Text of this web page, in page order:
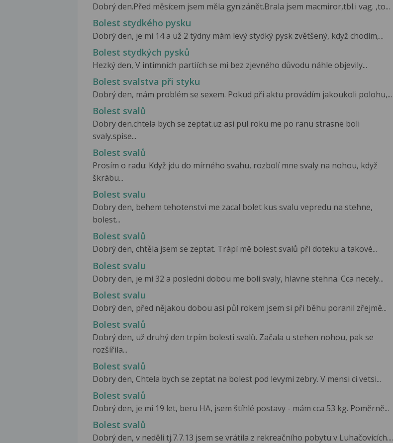
Dobrý den.Před měsícem jsem měla gyn.zánět.Brala jsem macmiror,tbl.i vag. ,to...
Bolest stydkého pysku
Dobrý den, je mi 14 a už 2 týdny mám levý stydký pysk zvětšený, když chodím,...
Bolest stydkých pysků
Hezký den, V intimních partiích se mi bez zjevného důvodu náhle objevily...
Bolest svalstva při styku
Dobrý den, mám problém se sexem. Pokud při aktu provádím jakoukoli polohu,...
Bolest svalů
Dobry den.chtela bych se zeptat.uz asi pul roku me po ranu strasne boli
svaly.spise...
Bolest svalů
Prosím o radu: Když jdu do mírného svahu, rozbolí mne svaly na nohou, když
škrábu...
Bolest svalu
Dobry den, behem tehotenstvi me zacal bolet kus svalu vepredu na stehne,
bolest...
Bolest svalů
Dobrý den, chtěla jsem se zeptat. Trápí mě bolest svalů při doteku a takové...
Bolest svalu
Dobry den, je mi 32 a posledni dobou me boli svaly, hlavne stehna. Cca necely...
Bolest svalu
Dobrý den, před nějakou dobou asi půl rokem jsem si při běhu poranil zřejmě...
Bolest svalů
Dobrý den, už druhý den trpím bolesti svalů. Začala u stehen nohou, pak se
rozšířila...
Bolest svalů
Dobry den, Chtela bych se zeptat na bolest pod levymi zebry. V mensi ci vetsi...
Bolest svalů
Dobrý den, je mi 19 let, beru HA, jsem štíhlé postavy - mám cca 53 kg. Poměrně...
Bolest svalů
Dobrý den, v neděli tj.7.7.13 jsem se vrátila z rekreačního pobytu v Luhačovicích....